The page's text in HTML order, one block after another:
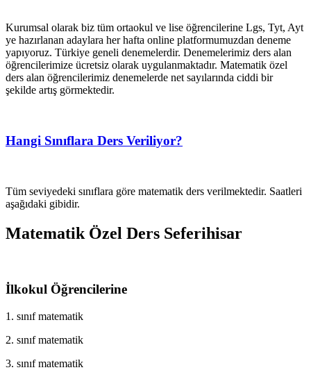
Kurumsal olarak biz tüm ortaokul ve lise öğrencilerine Lgs, Tyt, Ayt
ye hazırlanan adaylara her hafta online platformumuzdan deneme
yapıyoruz. Türkiye geneli denemelerdir. Denemelerimiz ders alan
öğrencilerimize ücretsiz olarak uygulanmaktadır. Matematik özel
ders alan öğrencilerimiz denemelerde net sayılarında ciddi bir
şekilde artış görmektedir.
Hangi Sınıflara Ders Veriliyor?
Tüm seviyedeki sınıflara göre matematik ders verilmektedir. Saatleri
aşağıdaki gibidir.
Matematik Özel Ders Seferihisar
İlkokul Öğrencilerine
1. sınıf matematik
2. sınıf matematik
3. sınıf matematik